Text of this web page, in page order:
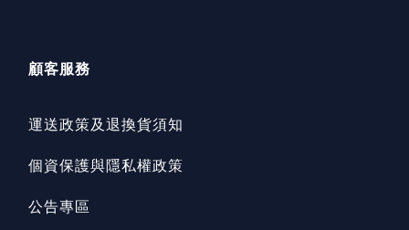
顧客服務
運送政策及退換貨須知
個資保護與隱私權政策
公告專區